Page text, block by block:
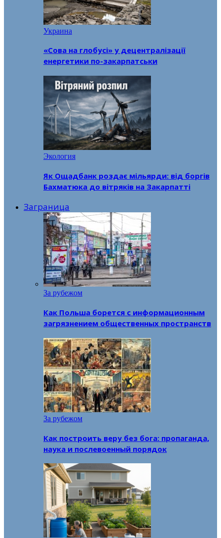
Украина
«Сова на глобусі» у децентралізації
енергетики по-закарпатськи
Экология
Як Ощадбанк роздає мільярди: від боргів
Бахматюка до вітряків на Закарпатті
Заграница
За рубежом
Как Польша борется с информационным
загрязнением общественных пространств
За рубежом
Как построить веру без бога: пропаганда,
наука и послевоенный порядок